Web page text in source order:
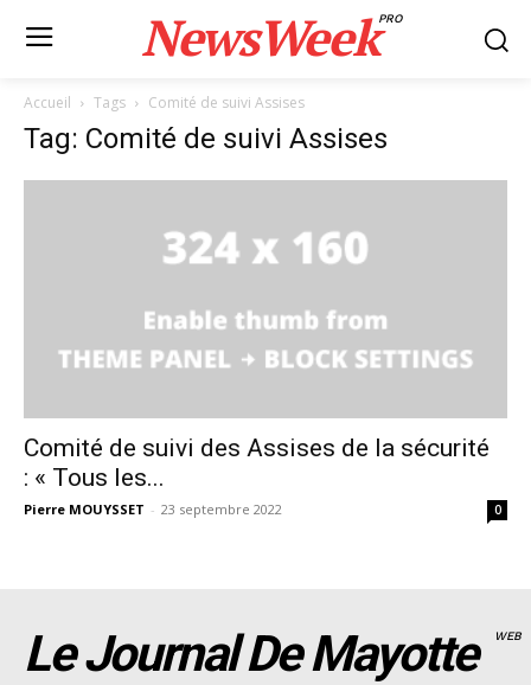
NewsWeekPRO
Accueil Tags Comité de suivi Assises
Tag: Comité de suivi Assises
Comité de suivi des Assises de la sécurité
: « Tous les...
Pierre MOUYSSET - 23 septembre 2022 0
Le Journal De Mayotte WEB